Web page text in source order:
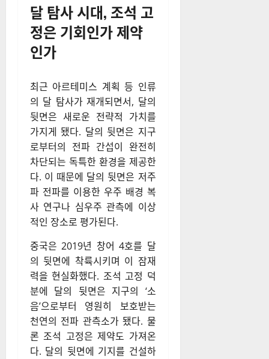
달 탐사 시대, 조석 고
정은 기회인가 제약
인가
최근 아르테미스 계획 등 인류
의 달 탐사가 재개되면서, 달의
뒷면은 새로운 전략적 가치를
가지게 됐다. 달의 뒷면은 지구
로부터의 전파 간섭이 완전히
차단되는 독특한 환경을 제공한
다. 이 때문에 달의 뒷면은 저주
파 전파를 이용한 우주 배경 복
사 연구나 심우주 관측에 이상
적인 장소로 평가된다.
중국은 2019년 창어 4호를 달
의 뒷면에 착륙시키며 이 잠재
력을 현실화했다. 조석 고정 덕
분에 달의 뒷면은 지구의 ‘소
음’으로부터 영원히 보호받는
천연의 전파 관측소가 됐다. 물
론 조석 고정은 제약도 가져온
다. 달의 뒷면에 기지를 건설하